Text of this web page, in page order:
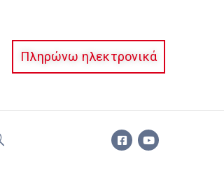
Πληρώνω ηλεκτρονικά